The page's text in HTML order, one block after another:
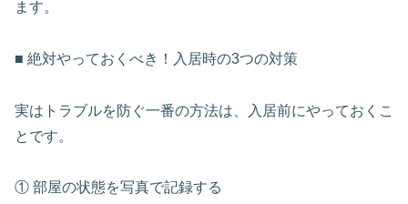
ます。
■ 絶対やっておくべき！入居時の3つの対策
実はトラブルを防ぐ一番の方法は、入居前にやっておくこ
とです。
① 部屋の状態を写真で記録する